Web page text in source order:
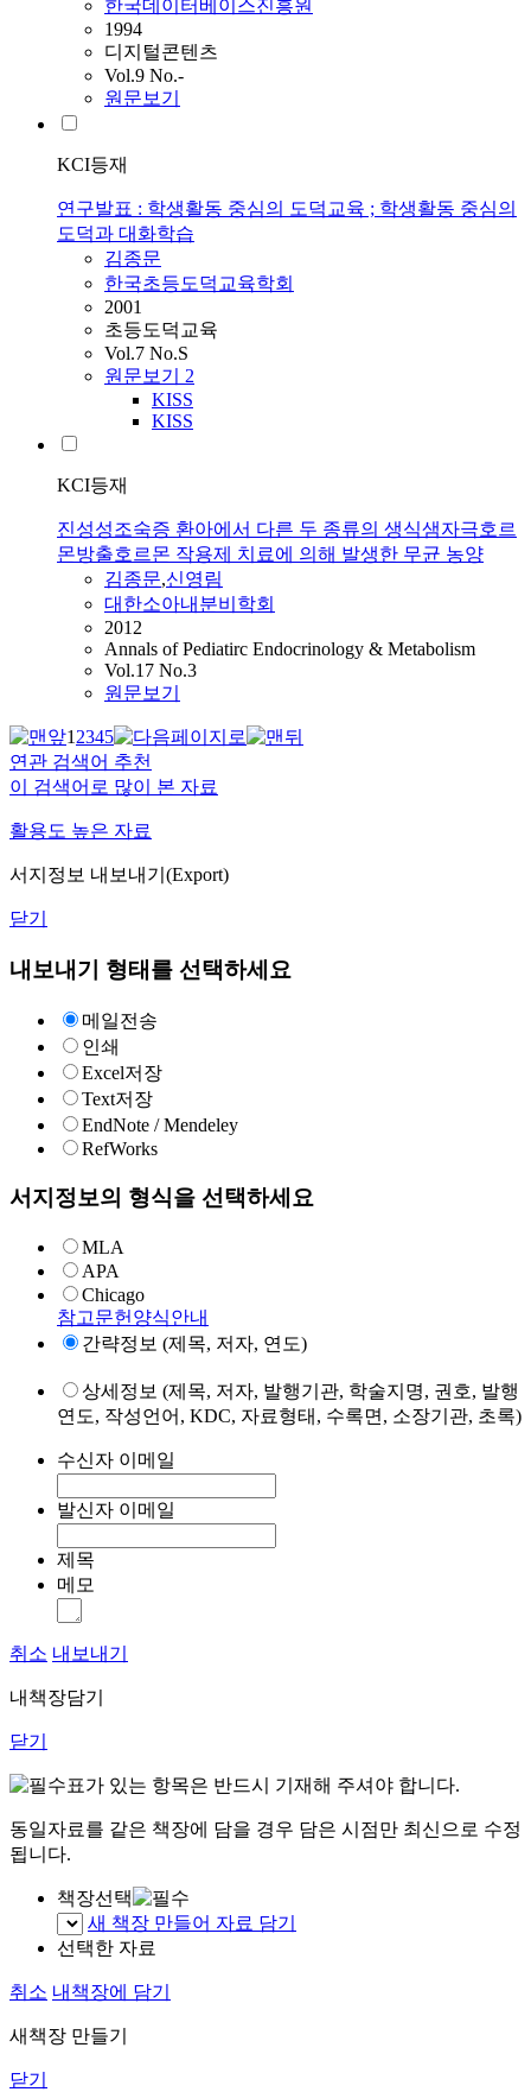
한국데이터베이스진흥원
1994
디지털콘텐츠
Vol.9 No.-
원문보기
KCI등재
연구발표 : 학생활동 중심의 도덕교육 ; 학생활동 중심의
도덕과 대화학습
김종문
한국초등도덕교육학회
2001
초등도덕교육
Vol.7 No.S
원문보기 2
KISS
KISS
KCI등재
진성성조숙증 환아에서 다른 두 종류의 생식샘자극호르
몬방출호르몬 작용제 치료에 의해 발생한 무균 농양
김종문,신영림
대한소아내분비학회
2012
Annals of Pediatirc Endocrinology & Metabolism
Vol.17 No.3
원문보기
12345
연관 검색어 추천
이 검색어로 많이 본 자료
활용도 높은 자료
서지정보 내보내기(Export)
닫기
내보내기 형태를 선택하세요
메일전송
인쇄
Excel저장
Text저장
EndNote / Mendeley
RefWorks
서지정보의 형식을 선택하세요
MLA
APA
Chicago
참고문헌양식안내
간략정보 (제목, 저자, 연도)
상세정보 (제목, 저자, 발행기관, 학술지명, 권호, 발행
연도, 작성언어, KDC, 자료형태, 수록면, 소장기관, 초록)
수신자 이메일
발신자 이메일
제목
메모
취소 내보내기
내책장담기
닫기
표가 있는 항목은 반드시 기재해 주셔야 합니다.
동일자료를 같은 책장에 담을 경우 담은 시점만 최신으로 수정
됩니다.
책장선택
새 책장 만들어 자료 담기
선택한 자료
취소 내책장에 담기
새책장 만들기
닫기